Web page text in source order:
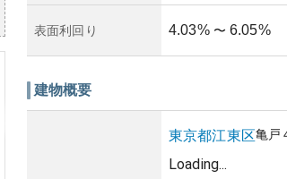
表面利回り 4.03% 〜 6.05%
建物概要
東京都江東区亀戸
Loading...